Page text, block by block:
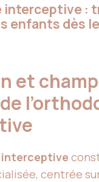
interceptive :
enfants dès
et champ
centrée